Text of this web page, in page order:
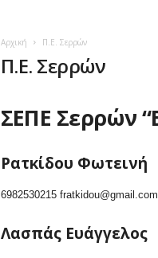
Αρχική Π.Ε. Σερρών
Π.Ε. Σερρών
ΣΕΠΕ Σερρών
Ρατκίδου Φωτεινή
6982530215 fratkidou@gmail.com
Λασπάς Ευάγγελος